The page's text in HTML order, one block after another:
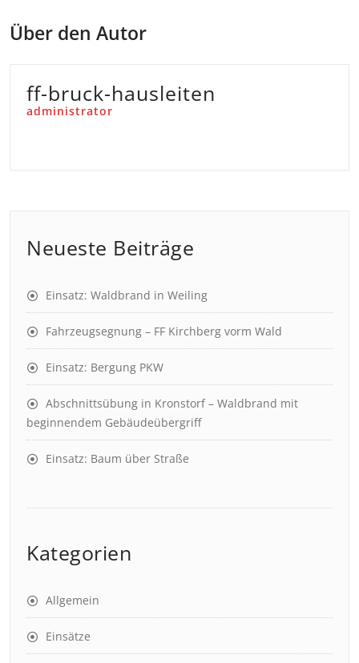
Über den Autor
ff-bruck-hausleiten
administrator
Neueste Beiträge
Einsatz: Waldbrand in Weiling
Fahrzeugsegnung – FF Kirchberg vorm Wald
Einsatz: Bergung PKW
Abschnittsübung in Kronstorf – Waldbrand mit
beginnendem Gebäudeübergriff
Einsatz: Baum über Straße
Kategorien
Allgemein
Einsätze